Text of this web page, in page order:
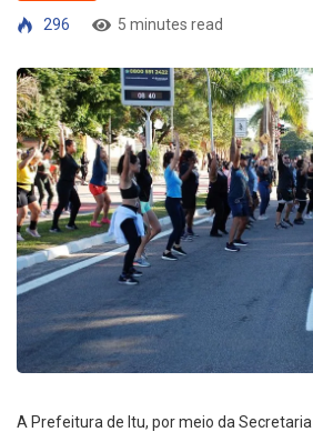
296
5 minutes read
A Prefeitura de Itu, por meio da